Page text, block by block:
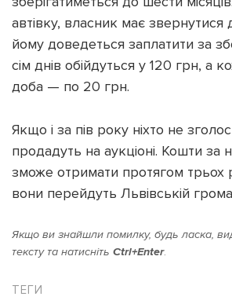
автівку, власник має звернутися
йому доведеться заплатити за
сім днів обійдуться у 120 грн, а
доба — по 20 грн.
Якщо і за пів року ніхто не
продадуть на аукціоні. Кошти за
зможе отримати протягом трьох
вони перейдуть Львівській
Якщо ви знайшли помилку, будь ласка,
тексту та натисніть Ctrl+Enter.